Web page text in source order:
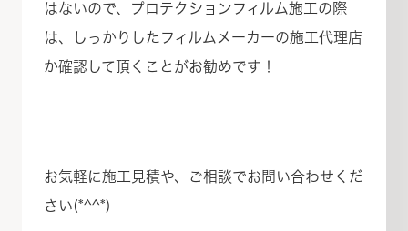
はないので、プロテクションフィルム施工の際
は、しっかりしたフィルムメーカーの施工代理店
か確認して頂くことがお勧めです！
お気軽に施工見積や、ご相談でお問い合わせくだ
さい(*^^*)